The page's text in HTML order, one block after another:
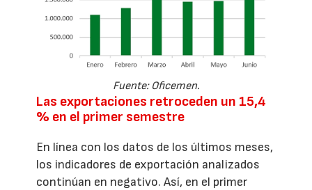
Fuente: Oficemen.
Las exportaciones retroceden un 15,4
% en el primer semestre
En línea con los datos de los últimos meses,
los indicadores de exportación analizados
continúan en negativo. Así, en el primer